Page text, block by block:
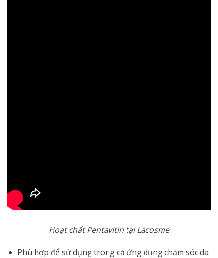
Hoạt chất Pentavitin tại Lacosme
Phù hợp để sử dụng trong cả ứng dụng chăm sóc da